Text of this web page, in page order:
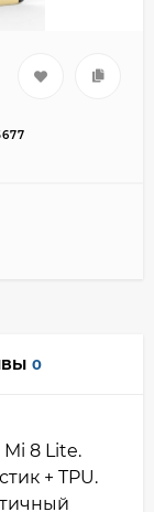
0
8 Lite.
+ TPU.